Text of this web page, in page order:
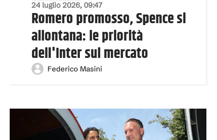
24 luglio 2026, 09:47
Romero promosso, Spence si
allontana: le priorità
dell'Inter sul mercato
Federico Masini